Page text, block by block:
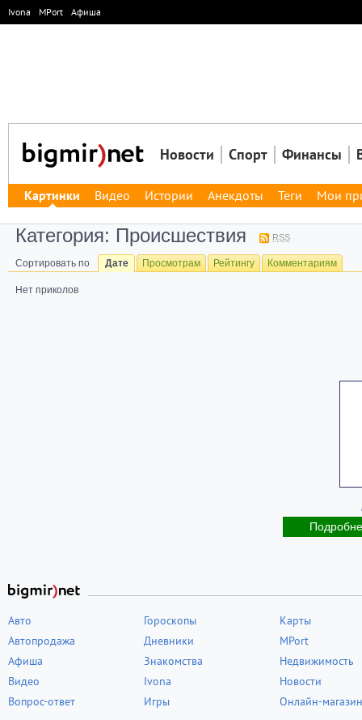
Ivona MPort Афиша
Новости Спорт Финансы
Картинки Видео Истории Анекдоты Теги Мои
Категория: Происшествия RSS
Сортировать по Дате Просмотрам Рейтингу Комментариям
Нет приколов
Авто
Автопродажа
Афиша
Видео
Вопрос-ответ
Гороскопы
Дневники
Знакомства
Ivona
Игры
Карты
MPort
Недвижимость
Новости
Онлайн-магазин